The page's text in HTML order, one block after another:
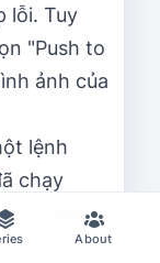
lỗi. Tuy
"Push to
ảnh của
lệnh
chạy
động,
build -
About